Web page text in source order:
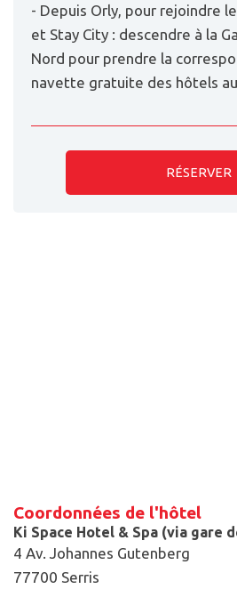
- Depuis Orly, pour rejoindre
et Stay City : descendre à la
Nord pour prendre la
navette gratuite des hôtels au
RÉSERVER
Coordonnées de l'hôtel
Ki Space Hotel & Spa (via gare
4 Av. Johannes Gutenberg
77700 Serris